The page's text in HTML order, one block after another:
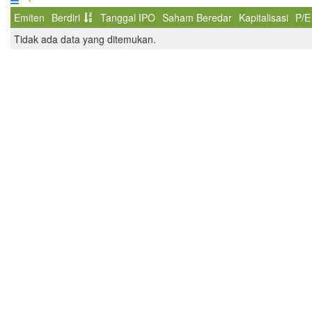
Emiten Berdiri Tanggal IPO Saham Beredar Kapitalisasi P/E
Tidak ada data yang ditemukan.